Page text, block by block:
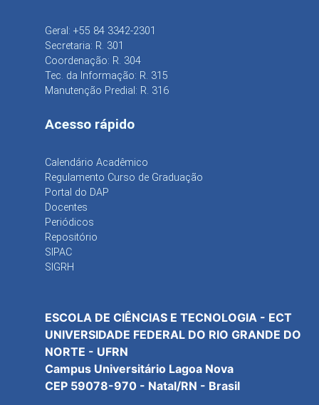
Geral: +55 84 3342-2301
Secretaria: R. 301
Coordenação: R. 304
Tec. da Informação: R. 315
Manutenção Predial: R. 316
Acesso rápido
Calendário Acadêmico
Regulamento Curso de Graduação
Portal do DAP
Docentes
Periódicos
Repositório
SIPAC
SIGRH
ESCOLA DE CIÊNCIAS E TECNOLOGIA - ECT
UNIVERSIDADE FEDERAL DO RIO GRANDE DO
NORTE - UFRN
Campus Universitário Lagoa Nova
CEP 59078-970 - Natal/RN - Brasil